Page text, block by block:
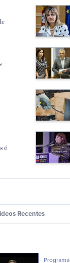
é
Recentes
Programa